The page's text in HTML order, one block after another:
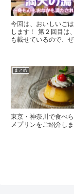
今回は、おいしいご
します！ 第２回目は
も載せているので、
まとめ
東京・神奈川で食べ
メプリンをご紹介しま